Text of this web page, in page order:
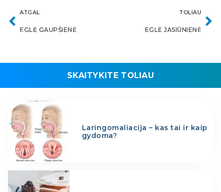
ATGAL
EGLĖ GAUPŠIENĖ
TOLIAU
EGLĖ JASIŪNIENĖ
SKAITYKITE TOLIAU
Laringomaliacija – kas tai ir kaip
gydoma?